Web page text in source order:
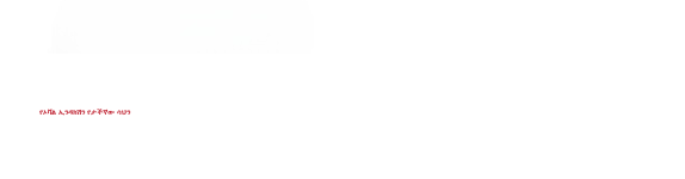
የኦቫል ኢንዳክሽን የታችኛው ሳህን